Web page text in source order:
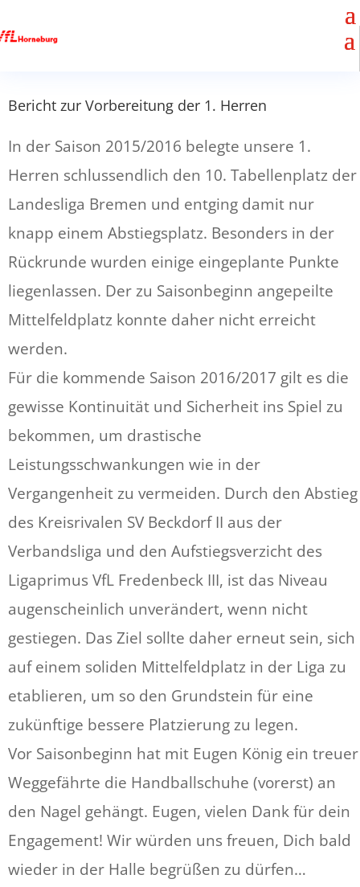
Bericht zur Vorbereitung der 1. Herren
In der Saison 2015/2016 belegte unsere 1.
Herren schlussendlich den 10. Tabellenplatz der
Landesliga Bremen und entging damit nur
knapp einem Abstiegsplatz. Besonders in der
Rückrunde wurden einige eingeplante Punkte
liegenlassen. Der zu Saisonbeginn angepeilte
Mittelfeldplatz konnte daher nicht erreicht
werden.
Für die kommende Saison 2016/2017 gilt es die
gewisse Kontinuität und Sicherheit ins Spiel zu
bekommen, um drastische
Leistungsschwankungen wie in der
Vergangenheit zu vermeiden. Durch den Abstieg
des Kreisrivalen SV Beckdorf II aus der
Verbandsliga und den Aufstiegsverzicht des
Ligaprimus VfL Fredenbeck III, ist das Niveau
augenscheinlich unverändert, wenn nicht
gestiegen. Das Ziel sollte daher erneut sein, sich
auf einem soliden Mittelfeldplatz in der Liga zu
etablieren, um so den Grundstein für eine
zukünftige bessere Platzierung zu legen.
Vor Saisonbeginn hat mit Eugen König ein treuer
Weggefährte die Handballschuhe (vorerst) an
den Nagel gehängt. Eugen, vielen Dank für dein
Engagement! Wir würden uns freuen, Dich bald
wieder in der Halle begrüßen zu dürfen…